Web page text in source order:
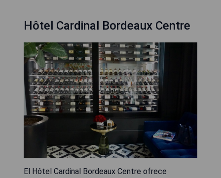
Hôtel Cardinal Bordeaux Centre
El Hôtel Cardinal Bordeaux Centre ofrece